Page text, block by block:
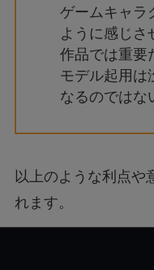
ゲームキャラ
ように感じさ
作品では重要
モデル起用は
なるのではな
以上のような利点や
れます。